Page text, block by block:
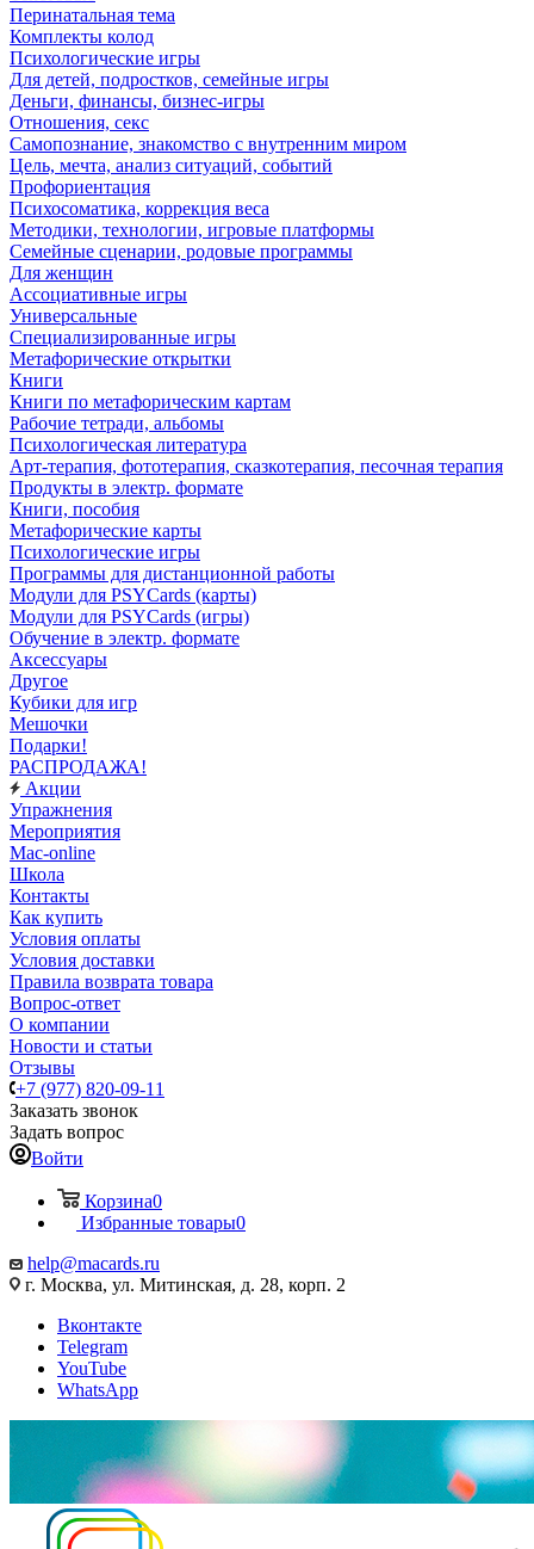
Перинатальная тема
Комплекты колод
Психологические игры
Для детей, подростков, семейные игры
Деньги, финансы, бизнес-игры
Отношения, секс
Самопознание, знакомство с внутренним миром
Цель, мечта, анализ ситуаций, событий
Профориентация
Психосоматика, коррекция веса
Методики, технологии, игровые платформы
Семейные сценарии, родовые программы
Для женщин
Ассоциативные игры
Универсальные
Специализированные игры
Метафорические открытки
Книги
Книги по метафорическим картам
Рабочие тетради, альбомы
Психологическая литература
Арт-терапия, фототерапия, сказкотерапия, песочная терапия
Продукты в электр. формате
Книги, пособия
Метафорические карты
Психологические игры
Программы для дистанционной работы
Модули для PSYCards (карты)
Модули для PSYCards (игры)
Обучение в электр. формате
Аксессуары
Другое
Кубики для игр
Мешочки
Подарки!
РАСПРОДАЖА!
Акции
Упражнения
Мероприятия
Mac-online
Школа
Контакты
Как купить
Условия оплаты
Условия доставки
Правила возврата товара
Вопрос-ответ
О компании
Новости и статьи
Отзывы
+7 (977) 820-09-11
Заказать звонок
Задать вопрос
Войти
Корзина0
Избранные товары0
help@macards.ru
г. Москва, ул. Митинская, д. 28, корп. 2
Вконтакте
Telegram
YouTube
WhatsApp